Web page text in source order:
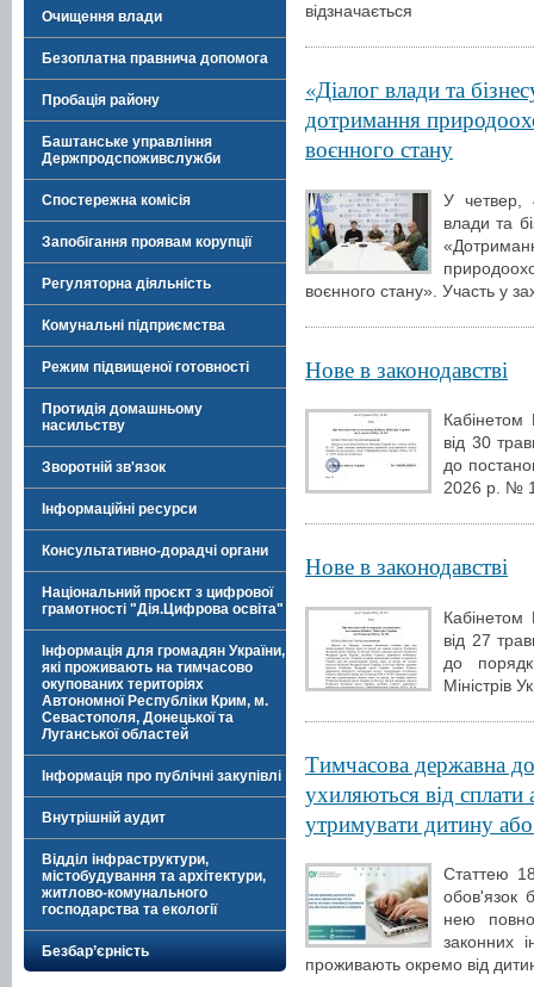
Очищення влади
Безоплатна правнича допомога
Пробація району
Баштанське управління
Держпродспоживслужби
Спостережна комісія
Запобігання проявам корупції
Регуляторна діяльність
Комунальні підприємства
Режим підвищеної готовності
Протидія домашньому
насильству
Зворотній зв'язок
Інформаційні ресурси
Консультативно-дорадчі органи
Національний проєкт з цифрової
грамотності "Дія.Цифрова освіта"
Інформація для громадян України,
які проживають на тимчасово
окупованих територіях
Автономної Республіки Крим, м.
Севастополя, Донецької та
Луганської областей
Інформація про публічні закупівлі
Внутрішній аудит
Відділ інфраструктури,
містобудування та архітектури,
житлово-комунального
господарства та екології
Безбар’єрність
відзначається
«Діалог влади та
дотримання
воєнного стану
У четвер,
влади та
воєнного стану». Участь у
Нове в законодавстві
Кабінетом
від 30
до
2026 р. №
Нове в законодавстві
Кабінетом
від 27
до
Міністрів
Тимчасова державна
ухиляються від
утримувати дитину
Статтею
обов'язок
нею
законних
проживають окремо від